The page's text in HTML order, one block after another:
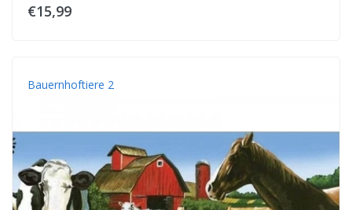
€15,99
Bauernhoftiere 2